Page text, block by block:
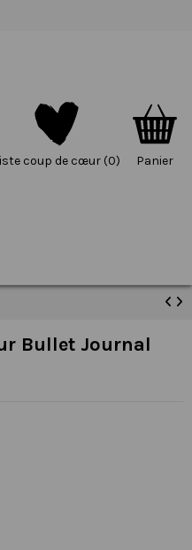
coup de cœur (0) Panier
Bullet Journal